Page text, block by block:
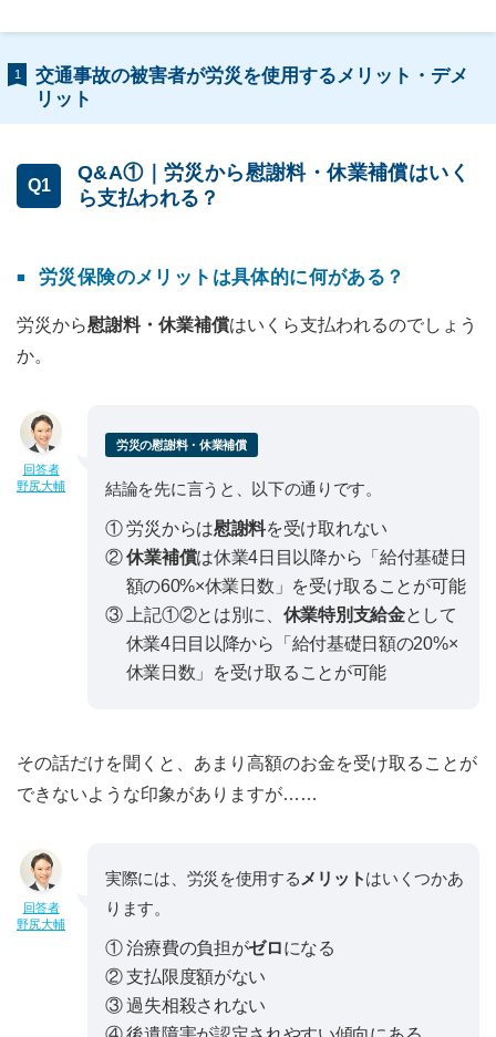
1
交通事故の被害者が労災を使用するメリット・デメ
リット
Q1
Q&A①｜労災から慰謝料・休業補償はいく
ら支払われる？
労災保険のメリットは具体的に何がある？
労災から慰謝料・休業補償はいくら支払われるのでしょう
か。
回答者
野尻大輔
労災の慰謝料・休業補償
結論を先に言うと、以下の通りです。
① 労災からは慰謝料を受け取れない
②休業補償は休業4日目以降から「給付基礎日
額の60%×休業日数」を受け取ることが可能
③ 上記①②とは別に、 休業特別支給金として
休業4日目以降から「給付基礎日額の20%×
休業日数」を受け取ることが可能
その話だけを聞くと、あまり高額のお金を受け取ることが
できないような印象がありますが……
回答者
野尻大輔
実際には、労災を使用する メリットはいくつかあ
ります。
① 治療費の負担がゼロになる
② 支払限度額がない
③ 過失相殺されない